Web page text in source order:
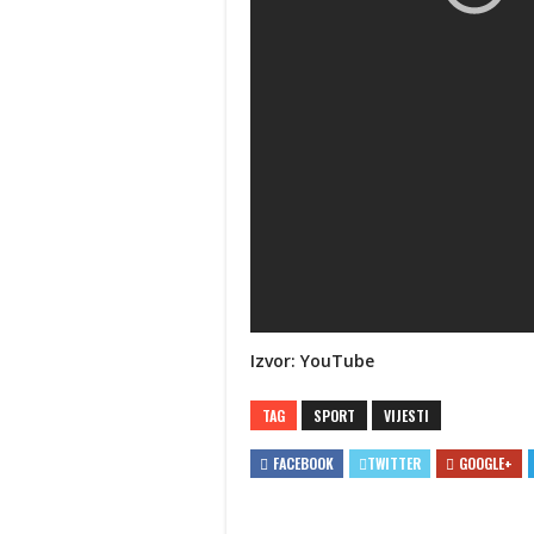
Izvor: YouTube
TAG SPORT VIJESTI
FACEBOOK TWITTER GOOGLE+